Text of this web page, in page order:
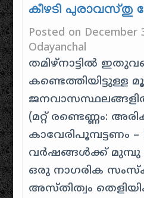
കീഴടി പുരാവസ്തു
Posted on December
Odayanchal
തമിഴ്‌നാട്ടിൽ
കണ്ടെത്തിയിട്ടുള്ള
(മറ്റ് രണ്ടെണ്ണം:
കാവേരിപൂമ്പട്ടണം –
വർഷങ്ങൾക്ക് മുമ്പു
ഒരു നാഗരിക
അസ്തിത്വം